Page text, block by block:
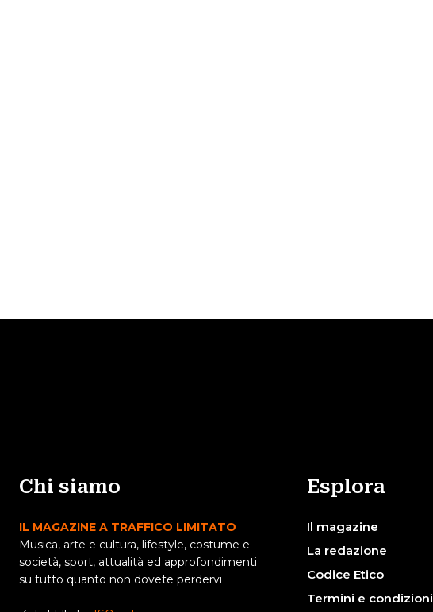
Chi siamo
IL MAGAZINE A TRAFFICO LIMITATO
Musica, arte e cultura, lifestyle, costume e
società, sport, attualità ed approfondimenti
su tutto quanto non dovete perdervi
Esplora
Il magazine
La redazione
Codice Etico
Termini e condizioni